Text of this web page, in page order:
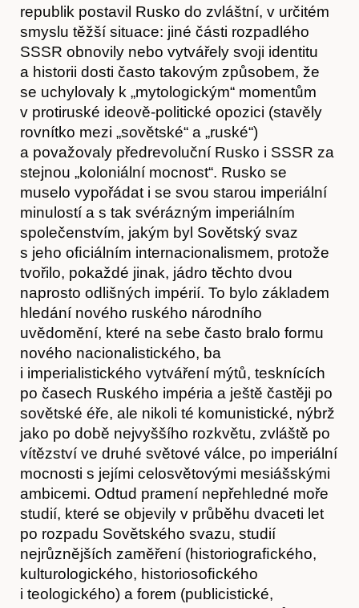
republik postavil Rusko do zvláštní, v určitém
smyslu těžší situace: jiné části rozpadlého
SSSR obnovily nebo vytvářely svoji identitu
a historii dosti často takovým způsobem, že
se uchylovaly k „mytologickým“ momentům
v protiruské ideově-politické opozici (stavěly
rovnítko mezi „sovětské“ a „ruské“)
a považovaly předrevoluční Rusko i SSSR za
stejnou „koloniální mocnost“. Rusko se
muselo vypořádat i se svou starou imperiální
minulostí a s tak svérázným imperiálním
společenstvím, jakým byl Sovětský svaz
s jeho oﬁciálním internacionalismem, protože
tvořilo, pokaždé jinak, jádro těchto dvou
naprosto odlišných impérií. To bylo základem
hledání nového ruského národního
uvědomění, které na sebe často bralo formu
nového nacionalistického, ba
i imperialistického vytváření mýtů, tesknících
po časech Ruského impéria a ještě častěji po
sovětské éře, ale nikoli té komunistické, nýbrž
jako po době nejvyššího rozkvětu, zvláště po
vítězství ve druhé světové válce, po imperiální
mocnosti s jejími celosvětovými mesiášskými
ambicemi. Odtud pramení nepřehledné moře
studií, které se objevily v průběhu dvaceti let
po rozpadu Sovětského svazu, studií
nejrůznějších zaměření (historiograﬁckého,
kulturologického, historiosoﬁckého
i teologického) a forem (publicistické,